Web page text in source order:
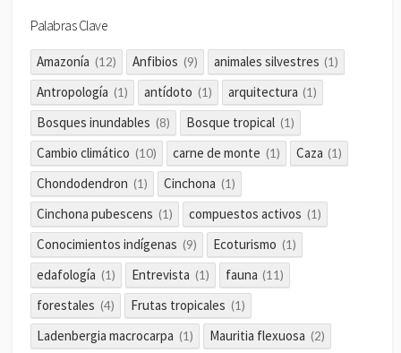
Palabras Clave
Amazonía (12) Anfibios (9) animales silvestres (1)
Antropología (1) antídoto (1) arquitectura (1)
Bosques inundables (8) Bosque tropical (1)
Cambio climático (10) carne de monte (1) Caza (1)
Chondodendron (1) Cinchona (1)
Cinchona pubescens (1) compuestos activos (1)
Conocimientos indígenas (9) Ecoturismo (1)
edafología (1) Entrevista (1) fauna (11)
forestales (4) Frutas tropicales (1)
Ladenbergia macrocarpa (1) Mauritia flexuosa (2)